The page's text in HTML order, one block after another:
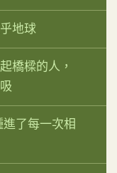
地球
橋樑的人，
了每一次相